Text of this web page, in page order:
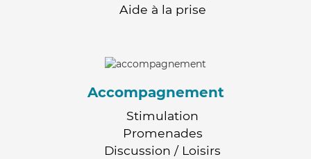
Aide à la prise
Accompagnement
Stimulation
Promenades
Discussion / Loisirs